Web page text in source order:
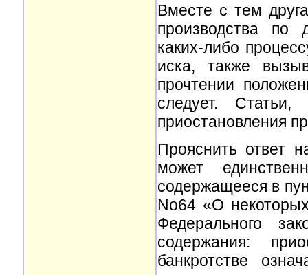
Вместе с тем
производства по
каких-либо
иска, также
прочтении
следует.
приостановления
Прояснить ответ
может
содержащееся в
No64 «О
Федерального
содержания:
банкротстве